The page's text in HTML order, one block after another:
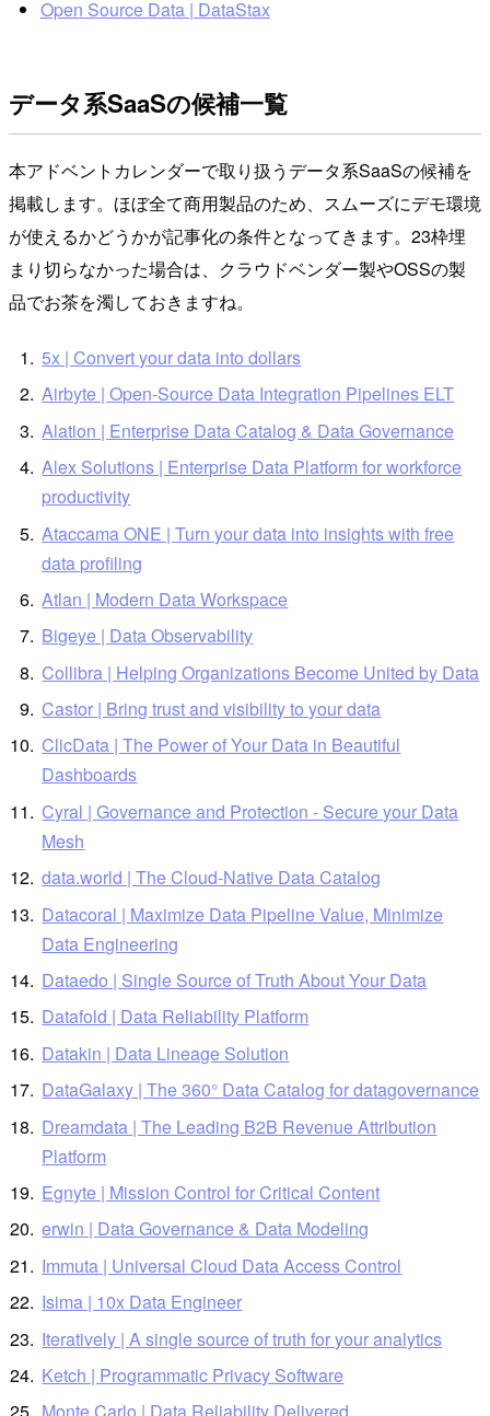
Open Source Data | DataStax
データ系SaaSの候補一覧
本アドベントカレンダーで取り扱うデータ系SaaSの候補を
掲載します。ほぼ全て商用製品のため、スムーズにデモ環境
が使えるかどうかが記事化の条件となってきます。23枠埋
まり切らなかった場合は、クラウドベンダー製やOSSの製
品でお茶を濁しておきますね。
5x | Convert your data into dollars
Airbyte | Open-Source Data Integration Pipelines ELT
Alation | Enterprise Data Catalog & Data Governance
Alex Solutions | Enterprise Data Platform for workforce
productivity
Ataccama ONE | Turn your data into insights with free
data profiling
Atlan | Modern Data Workspace
Bigeye | Data Observability
Collibra | Helping Organizations Become United by Data
Castor | Bring trust and visibility to your data
ClicData | The Power of Your Data in Beautiful
Dashboards
Cyral | Governance and Protection - Secure your Data
Mesh
data.world | The Cloud-Native Data Catalog
Datacoral | Maximize Data Pipeline Value, Minimize
Data Engineering
Dataedo | Single Source of Truth About Your Data
Datafold | Data Reliability Platform
Datakin | Data Lineage Solution
DataGalaxy | The 360° Data Catalog for datagovernance
Dreamdata | The Leading B2B Revenue Attribution
Platform
Egnyte | Mission Control for Critical Content
erwin | Data Governance & Data Modeling
Immuta | Universal Cloud Data Access Control
Isima | 10x Data Engineer
Iteratively | A single source of truth for your analytics
Ketch | Programmatic Privacy Software